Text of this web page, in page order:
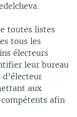
toutes listes
tous les
électeurs
leur bureau
aux
compétents afin